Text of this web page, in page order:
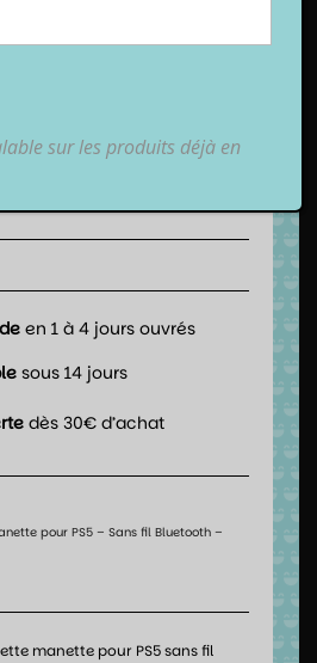
en 1 à 4 jours ouvrés
sous 14 jours
dès 30€ d’achat
pour PS5 – Sans fil Bluetooth –
manette pour PS5 sans fil
sur les produits déjà en